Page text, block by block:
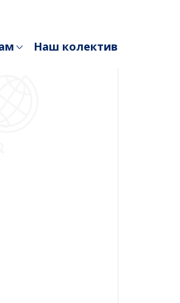
Наш колектив